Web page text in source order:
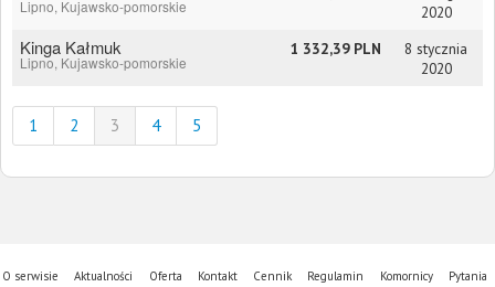
Lipno, Kujawsko-pomorskie
2020
Kinga Kałmuk
Lipno, Kujawsko-pomorskie
1 332,39 PLN
8 stycznia
2020
1 2 3 4 5
O serwisie Aktualności Oferta Kontakt Cennik Regulamin Komornicy Pytania